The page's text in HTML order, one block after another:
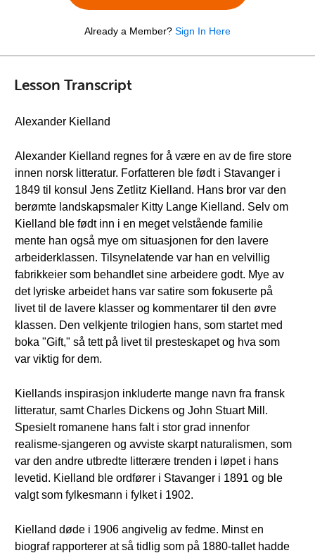
Already a Member? Sign In Here
Lesson Transcript
Alexander Kielland
Alexander Kielland regnes for å være en av de fire store
innen norsk litteratur. Forfatteren ble født i Stavanger i
1849 til konsul Jens Zetlitz Kielland. Hans bror var den
berømte landskapsmaler Kitty Lange Kielland. Selv om
Kielland ble født inn i en meget velstående familie
mente han også mye om situasjonen for den lavere
arbeiderklassen. Tilsynelatende var han en velvillig
fabrikkeier som behandlet sine arbeidere godt. Mye av
det lyriske arbeidet hans var satire som fokuserte på
livet til de lavere klasser og kommentarer til den øvre
klassen. Den velkjente trilogien hans, som startet med
boka "Gift," så tett på livet til presteskapet og hva som
var viktig for dem.
Kiellands inspirasjon inkluderte mange navn fra fransk
litteratur, samt Charles Dickens og John Stuart Mill.
Spesielt romanene hans falt i stor grad innenfor
realisme-sjangeren og avviste skarpt naturalismen, som
var den andre utbredte litterære trenden i løpet i hans
levetid. Kielland ble ordfører i Stavanger i 1891 og ble
valgt som fylkesmann i fylket i 1902.
Kielland døde i 1906 angivelig av fedme. Minst en
biograf rapporterer at så tidlig som på 1880-tallet hadde